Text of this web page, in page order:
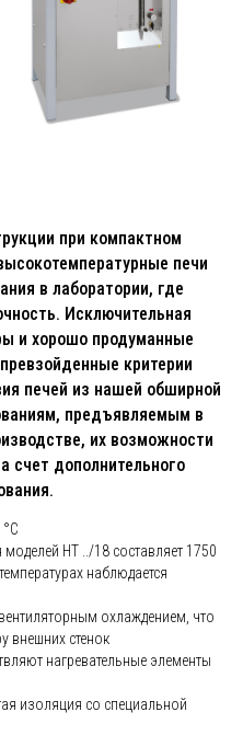
при компактном
печи
в лаборатории, где
Исключительная
и хорошо продуманные
критерии
печей из нашей обширной
предъявляемым в
их возможности
счет дополнительного
HT ../18 составляет 1750
наблюдается
охлаждением, что
внешних стенок
нагревательные элементы
изоляция со специальной